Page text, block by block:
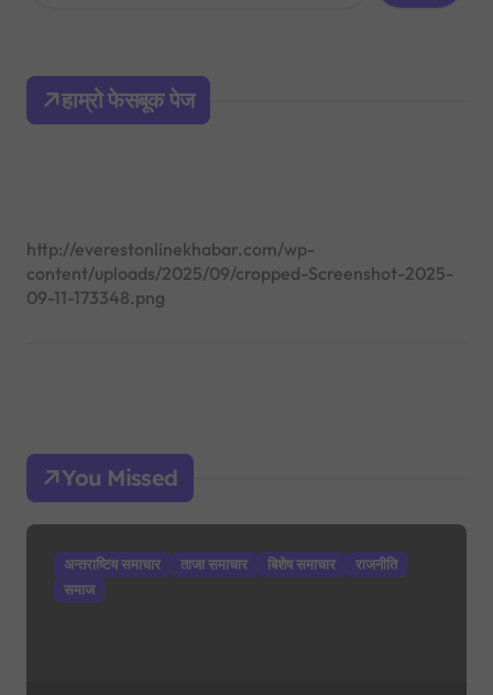
h
o
हाम्रो फेसबूक पेज
http://everestonlinekhabar.com/wp-
content/uploads/2025/09/cropped-Screenshot-2025-
09-11-173348.png
You Missed
अन्तराष्टिय समाचार ताजा समाचार बिशेष समाचार
राजनीति
समाज